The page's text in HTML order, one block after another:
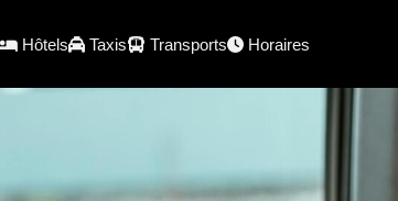
Hôtels Taxis Transports Horaires